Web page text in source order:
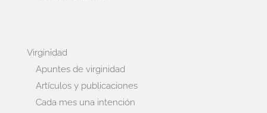
Virginidad
Apuntes de virginidad
Artículos y publicaciones
Cada mes una intención